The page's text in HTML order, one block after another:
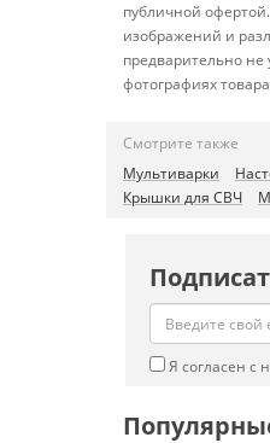
публичной
изображений и
предварительно
фотографиях
Смотрите также
Мультиварки
Крышки для СВЧ
Я согласен с